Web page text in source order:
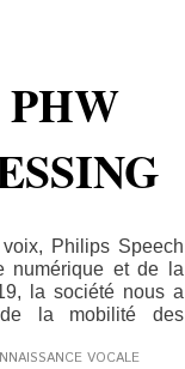
PHW
Philips Speech
numérique et de la
la société nous a
la mobilité des
VOCALE